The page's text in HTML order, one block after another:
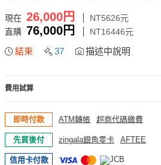
現在 26,000円
NT5626元
直購 76,000円 NT16446元
結束 37 描述中說明
費用試算
即時付款 ATM轉帳 超商代碼繳費
先買後付 zingala銀角零卡 AFTEE
信用卡付款